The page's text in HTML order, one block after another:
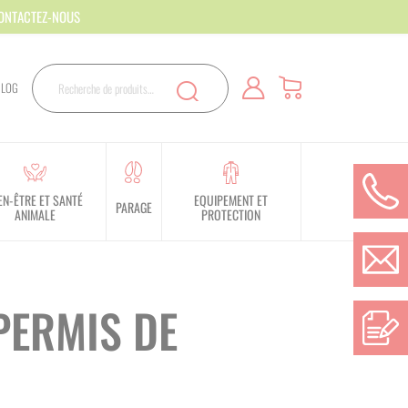
Rechercher Recherche
ÊTRE ET SANTÉ
ANIMALE PARAGE EQUIPEMENT ET
PROTECTION
DE
NOUS